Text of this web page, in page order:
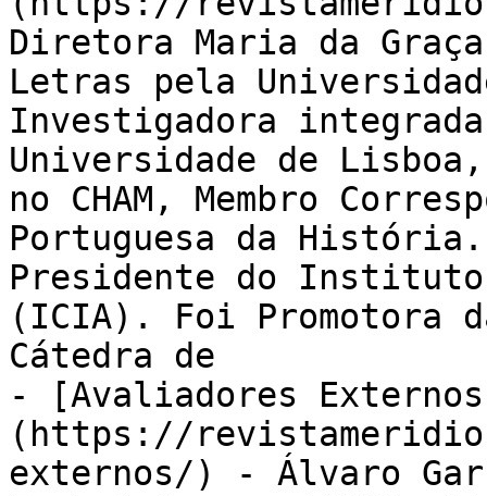
Diretora Maria da
Letras pela
Investigadora
Universidade de
no CHAM, Membro
Portuguesa da
Presidente do
(ICIA). Foi Promotora
Cátedra de
- [Avaliadores
(https://
externos/) - Álvaro